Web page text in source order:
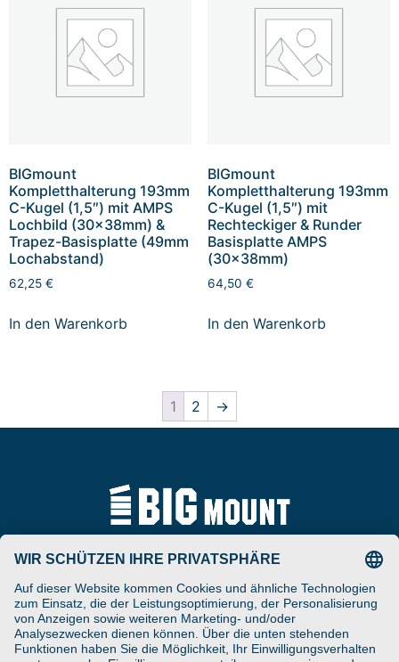
BIGmount
Kompletthalterung 193mm
C-Kugel (1,5″) mit AMPS
Lochbild (30x38mm) &
Trapez-Basisplatte (49mm
Lochabstand)
62,25 €
In den Warenkorb
BIGmount
Kompletthalterung 193mm
C-Kugel (1,5″) mit
Rechteckiger & Runder
Basisplatte AMPS
(30x38mm)
64,50 €
In den Warenkorb
1 2 →
ARAT Spezialhalterungen
GmbH
Schierbusch 2a
D- 33161 Hövelhof
Tel
+49 (0) 5257-9380625
Fax
+49 (0) 5257-9380629